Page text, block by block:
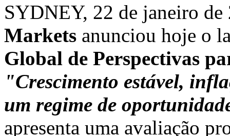
SYDNEY, 22 de janeiro de
Markets anunciou hoje o
Global de Perspectivas
"Crescimento estável,
um regime de
apresenta uma avaliação